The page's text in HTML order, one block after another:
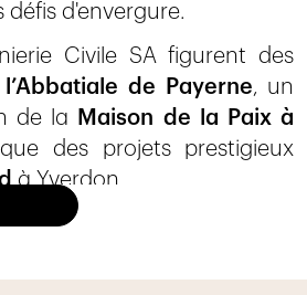
d'envergure.
Civile SA figurent des
de Payerne, un
de la
Maison de la Paix à
des projets prestigieux
à Yverdon.
conjuguent expertise et
ledimensionnement des